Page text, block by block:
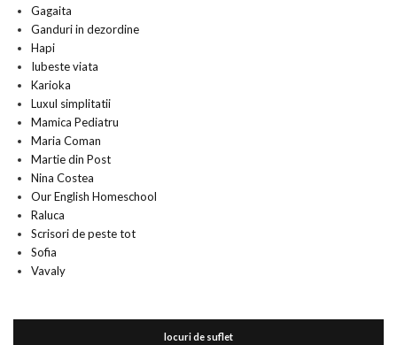
Gagaita
Ganduri in dezordine
Hapi
Iubeste viata
Karioka
Luxul simplitatii
Mamica Pediatru
Maria Coman
Martie din Post
Nina Costea
Our English Homeschool
Raluca
Scrisori de peste tot
Sofia
Vavaly
locuri de suflet